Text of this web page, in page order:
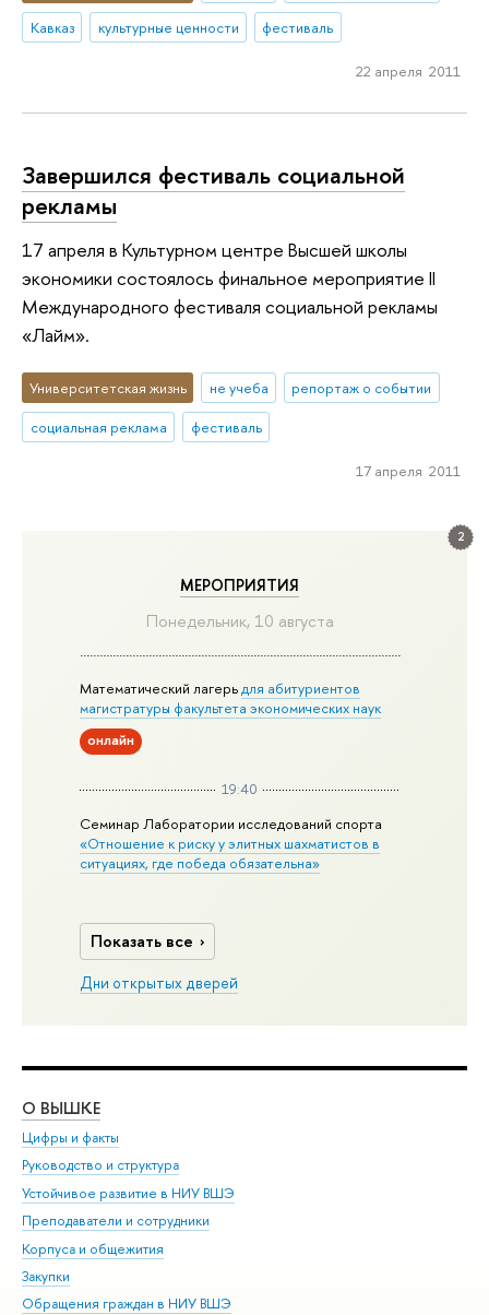
2
МЕРОПРИЯТИЯ
Понедельник, 10 августа
Математический лагерьдля абитуриентов
магистратуры факультета экономических наук
онлайн
19:40
Семинар Лаборатории исследований спорта
«Отношение к риску у элитных шахматистов в
ситуациях, где победа обязательна»
Показать все
Дни открытых дверей
Кавказ
культурные ценности фестиваль
22 апреля 2011
Завершился фестиваль социальной
рекламы
17 апреля в Культурном центре Высшей школы
экономики состоялось финальное мероприятие II
Международного фестиваля социальной рекламы
«Лайм».
Университетская жизнь не учеба
репортаж о событии
социальная реклама
фестиваль
17 апреля 2011
О ВЫШКЕ
Цифры и факты
Руководство и структура
Устойчивое развитие в НИУ ВШЭ
Преподаватели и сотрудники
Корпуса и общежития
Закупки
Обращения граждан в НИУ ВШЭ